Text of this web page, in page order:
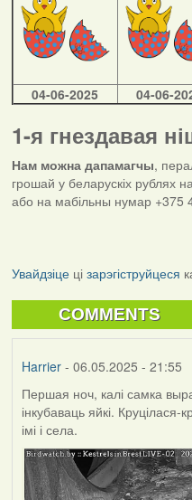
04-06-2025 04-06-
1-я гнездавая
Нам можна дапамагчы,
грошай у беларускіх рублях
або на мабільны нумар +375
Увайдзіцеці зарэгіструйцеся
COMMENTS
Harrier- 06.05.2025 - 21:55
Першая ноч, калі самка
інкубаваць яйкі. Круцілася-
імі і села.